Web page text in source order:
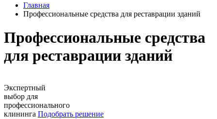
Главная
Профессиональные средства для реставрации зданий
Профессиональные средства
для реставрации зданий
Экспертный
выбор для
профессионального
клининга Подобрать решение